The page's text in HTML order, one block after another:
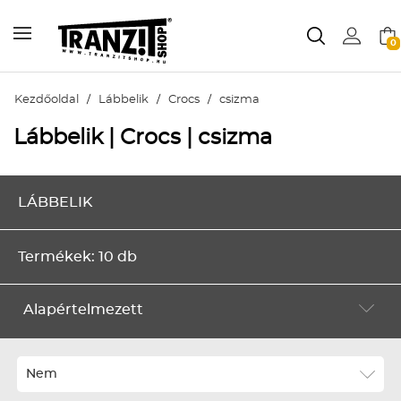
0
Kezdőoldal / Lábbelik / Crocs / csizma
Lábbelik | Crocs | csizma
LÁBBELIK
Termékek: 10 db
Alapértelmezett
Alapértelmezett
Legújabbak
Nem